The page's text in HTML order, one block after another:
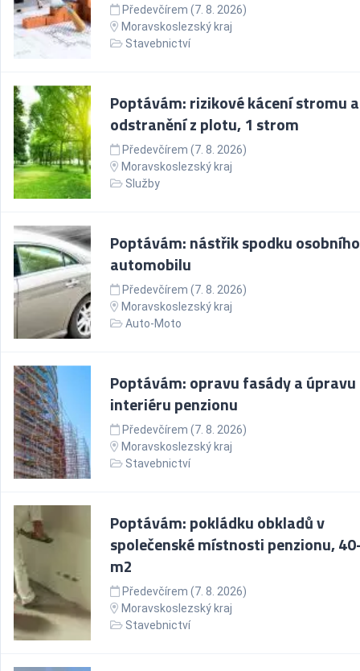
Předevčírem (7. 8. 2026)
Moravskoslezský kraj
Stavebnictví
Poptávám: rizikové kácení stromu a
odstranění z plotu, 1 strom
Předevčírem (7. 8. 2026)
Moravskoslezský kraj
Služby
Poptávám: nástřik spodku osobního
automobilu
Předevčírem (7. 8. 2026)
Moravskoslezský kraj
Auto-Moto
Poptávám: opravu fasády a úpravu
interiéru penzionu
Předevčírem (7. 8. 2026)
Moravskoslezský kraj
Stavebnictví
Poptávám: pokládku obkladů v
společenské místnosti penzionu,
m2
Předevčírem (7. 8. 2026)
Moravskoslezský kraj
Stavebnictví